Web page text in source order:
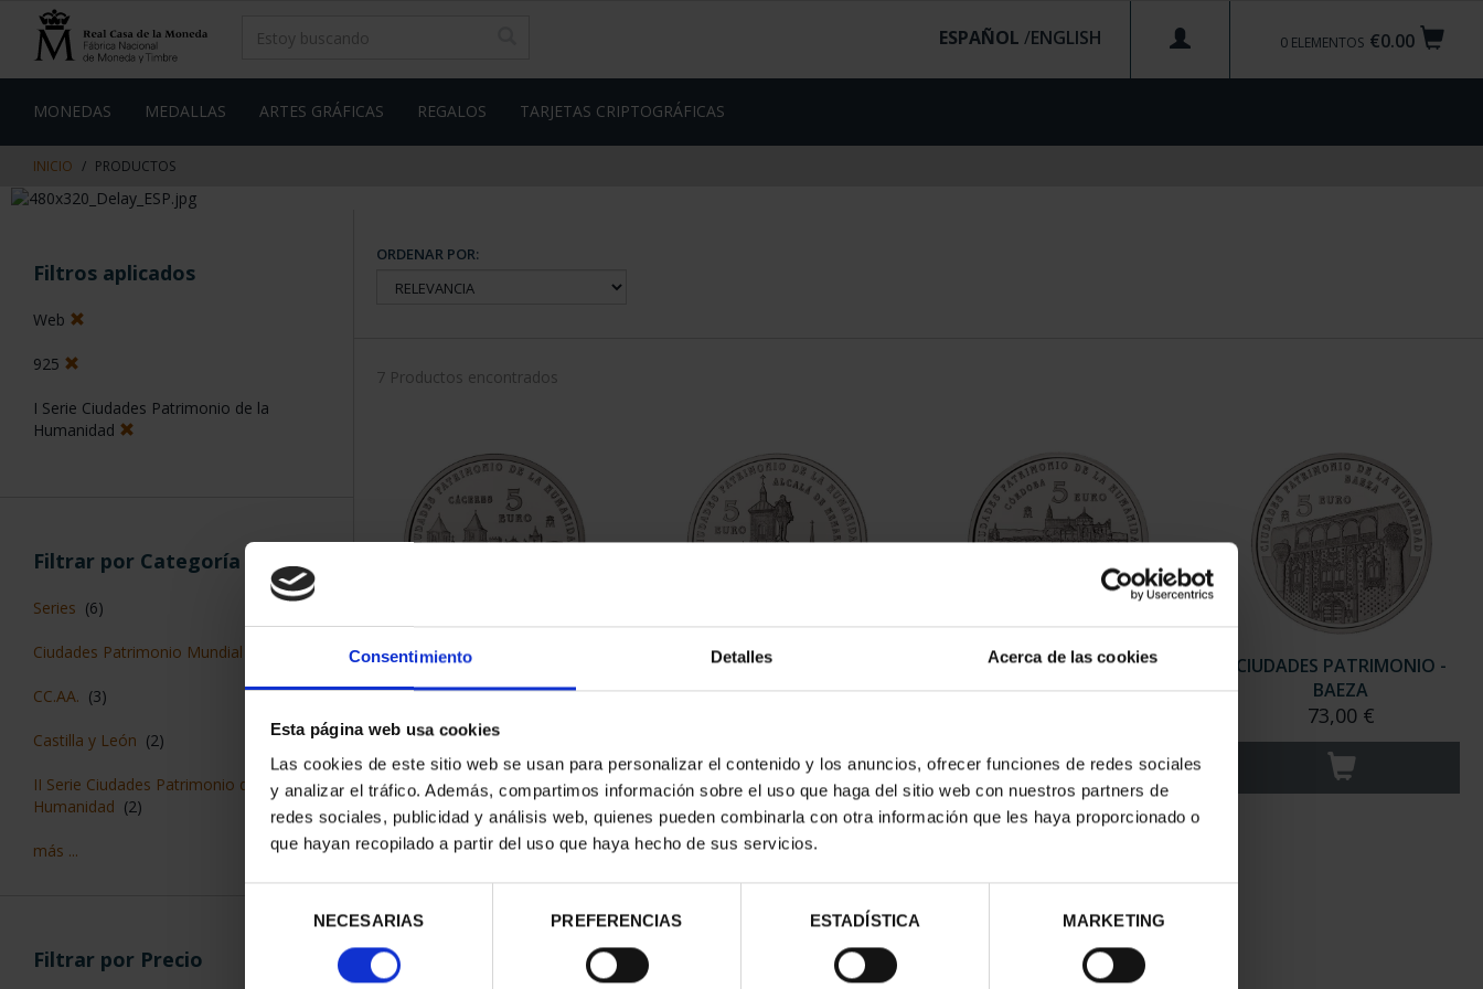
Consentimiento Detalles Acerca de las cookies
Esta página web usa cookies
Las cookies de este sitio web se usan para personalizar el contenido y los anuncios, ofrecer funciones de redes sociales
y analizar el tráfico. Además, compartimos información sobre el uso que haga del sitio web con nuestros partners de
redes sociales, publicidad y análisis web, quienes pueden combinarla con otra información que les haya proporcionado o
que hayan recopilado a partir del uso que haya hecho de sus servicios.
consentimiento
NECESARIAS PREFERENCIAS ESTADÍSTICA MARKETING
contenido
de
€0.00
0 ELEMENTOS
ESPAÑOL /
MONEDAS MEDALLAS ARTES GRÁFICAS REGALOS TARJETAS CRIPTOGRÁFICAS
INICIO PRODUCTOS
Filtros aplicados
Web
925
I Serie Ciudades Patrimonio de la
Humanidad
Filtrar por Categoría
Series (6)
Ciudades Patrimonio Mundial
CC.AA. (3)
Castilla y León (2)
II Serie Ciudades Patrimonio de la
Humanidad (2)
más ...
Filtrar por Precio
ORDENAR POR:
7 Productos encontrados
CIUDADES PATRIMONIO -
CÁCERES
CIUDADES PATRIMONIO -
ALCALÁ DE HENARES
CIUDADES PATRIMONIO -
CÓRDOBA
CIUDADES PATRIMONIO -
BAEZA
73,00 €